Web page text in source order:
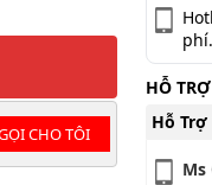
CHO TÔI
phí.
HỖ
Hỗ Trợ
Ms